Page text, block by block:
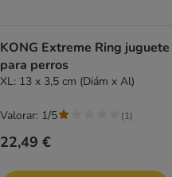
KONG Extreme Ring juguete
para perros
XL: 13 x 3,5 cm (Diám x Al)
22,49 €
Valorar: 1/5 (1)